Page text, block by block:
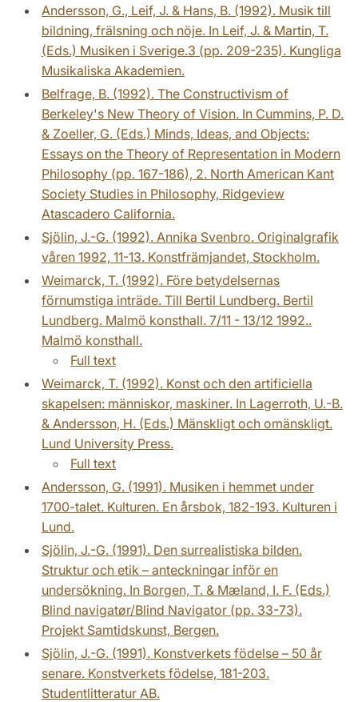
Andersson, G., Leif, J. & Hans, B. (1992). Musik till
bildning, frälsning och nöje. In Leif, J. & Martin, T.
(Eds.) Musiken i Sverige.3 (pp. 209-235). Kungliga
Musikaliska Akademien.
Belfrage, B. (1992). The Constructivism of
Berkeley's New Theory of Vision. In Cummins, P. D.
& Zoeller, G. (Eds.) Minds, Ideas, and Objects:
Essays on the Theory of Representation in Modern
Philosophy (pp. 167-186), 2. North American Kant
Society Studies in Philosophy, Ridgeview
Atascadero California.
Sjölin, J.-G. (1992). Annika Svenbro. Originalgrafik
våren 1992, 11-13. Konstfrämjandet, Stockholm.
Weimarck, T. (1992). Före betydelsernas
förnumstiga inträde. Till Bertil Lundberg. Bertil
Lundberg. Malmö konsthall. 7/11 - 13/12 1992..
Malmö konsthall.
Full text
Weimarck, T. (1992). Konst och den artificiella
skapelsen: människor, maskiner. In Lagerroth, U.-B.
& Andersson, H. (Eds.) Mänskligt och omänskligt.
Lund University Press.
Full text
Andersson, G. (1991). Musiken i hemmet under
1700-talet. Kulturen. En årsbok, 182-193. Kulturen i
Lund.
Sjölin, J.-G. (1991). Den surrealistiska bilden.
Struktur och etik – anteckningar inför en
undersökning. In Borgen, T. & Mæland, I. F. (Eds.)
Blind navigatør/Blind Navigator (pp. 33-73).
Projekt Samtidskunst, Bergen.
Sjölin, J.-G. (1991). Konstverkets födelse – 50 år
senare. Konstverkets födelse, 181-203.
Studentlitteratur AB.